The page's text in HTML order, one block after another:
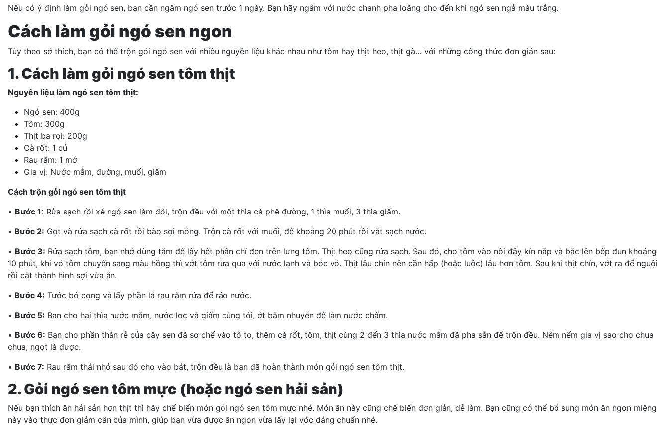
Nếu có ý định làm gỏi ngó sen, bạn cần ngâm ngó sen trước 1 ngày. Bạn hãy ngâm với nước chanh pha loãng cho đến khi ngó sen ngả màu trắng.
Cách làm gỏi ngó sen ngon
Tùy theo sở thích, bạn có thể trộn gỏi ngó sen với nhiều nguyên liệu khác nhau như tôm hay thịt heo, thịt gà… với những công thức đơn giản sau:
1. Cách làm gỏi ngó sen tôm thịt
Nguyên liệu làm ngó sen tôm thịt:
Ngó sen: 400g
Tôm: 300g
Thịt ba rọi: 200g
Cà rốt: 1 củ
Rau răm: 1 mớ
Gia vị: Nước mắm, đường, muối, giấm
Cách trộn gỏi ngó sen tôm thịt
• Bước 1: Rửa sạch rồi xé ngó sen làm đôi, trộn đều với một thìa cà phê đường, 1 thìa muối, 3 thìa giấm.
• Bước 2: Gọt và rửa sạch cà rốt rồi bào sợi mỏng. Trộn cà rốt với muối, để khoảng 20 phút rồi vắt sạch nước.
• Bước 3: Rửa sạch tôm, bạn nhớ dùng tăm để lấy hết phần chỉ đen trên lưng tôm. Thịt heo cũng rửa sạch. Sau đó, cho tôm vào nồi đậy kín nắp và bắc lên bếp đun khoảng
10 phút, khi vỏ tôm chuyển sang màu hồng thì vớt tôm rửa qua với nước lạnh và bóc vỏ. Thịt lâu chín nên cần hấp (hoặc luộc) lâu hơn tôm. Sau khi thịt chín, vớt ra để nguội
rồi cắt thành hình sợi vừa ăn.
• Bước 4: Tước bỏ cọng và lấy phần lá rau răm rửa để ráo nước.
• Bước 5: Bạn cho hai thìa nước mắm, nước lọc và giấm cùng tỏi, ớt băm nhuyễn để làm nước chấm.
• Bước 6: Bạn cho phần thân rễ của cây sen đã sơ chế vào tô to, thêm cà rốt, tôm, thịt cùng 2 đến 3 thìa nước mắm đã pha sẵn để trộn đều. Nêm nếm gia vị sao cho chua
chua, ngọt là được.
• Bước 7: Rau răm thái nhỏ sau đó cho vào bát, trộn đều là bạn đã hoàn thành món gỏi ngó sen tôm thịt.
2. Gỏi ngó sen tôm mực (hoặc ngó sen hải sản)
Nếu bạn thích ăn hải sản hơn thịt thì hãy chế biến món gỏi ngó sen tôm mực nhé. Món ăn này cũng chế biến đơn giản, dễ làm. Bạn cũng có thể bổ sung món ăn ngon miệng
này vào thực đơn giảm cân của mình, giúp bạn vừa được ăn ngon vừa lấy lại vóc dáng chuẩn nhé.